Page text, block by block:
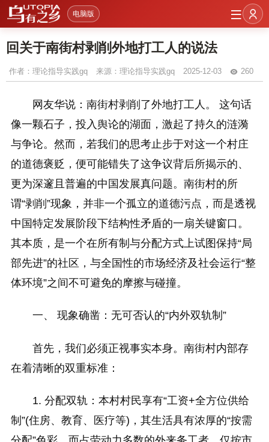
电脑版
回关于南街村剥削外地打工人的说法
作者： 理论指导实践gq 来源：理论指导实践gq 2025-12-03 260
网友华说：南街村剥削了外地打工人。 这句话
像一颗石子，投入舆论的湖面，激起了持久的涟漪
与争论。然而，若我们的思考止步于对这一个村庄
的道德褒贬，便可能错失了这争议背后所揭示的、
更为深邃且普遍的中国发展真问题。南街村的所
谓“剥削”现象，并非一个孤立的道德污点，而是透视
中国特定发展阶段下结构性矛盾的一扇关键窗口。
其本质，是一个在所有制与分配方式上试图保持“局
部先进”的社区，与全国性的市场经济及社会运行“整
体环境”之间不可避免的摩擦与碰撞。
一、 现象确凿：无可否认的“内外双轨制”
首先，我们必须正视事实本身。南街村内部存
在着清晰的双重标准：
1. 分配双轨：本村村民享有“工资+全方位供给
制”(住房、教育、医疗等)，其生活具有浓厚的“按需